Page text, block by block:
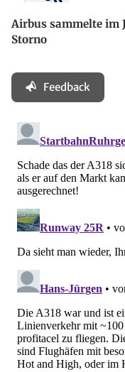
Airbus sammelte im
Storno
Feedback